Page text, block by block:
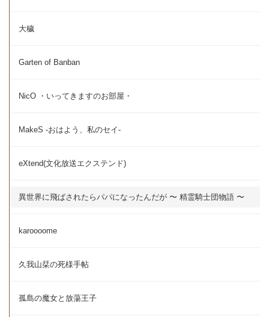
大穢
Garten of Banban
NicO ・いってきますのお部屋・
MakeS -おはよう、私のセイ-
eXtend(文化放送エクステンド)
異世界に飛ばされたらパパになったんだが 〜 精霊騎士団物語 〜
karoooome
久我山栞の死様手帖
孤島の魔女と放蕩王子